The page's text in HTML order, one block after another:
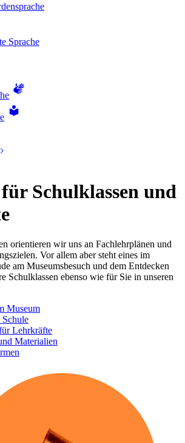
Sprache
Schulklassen und
orientieren wir uns an Fachlehrplänen und
Vor allem aber steht eines im
am Museumsbesuch und dem Entdecken
Schulklassen ebenso wie für Sie in unseren
Museum
Lehrkräfte
Materialien